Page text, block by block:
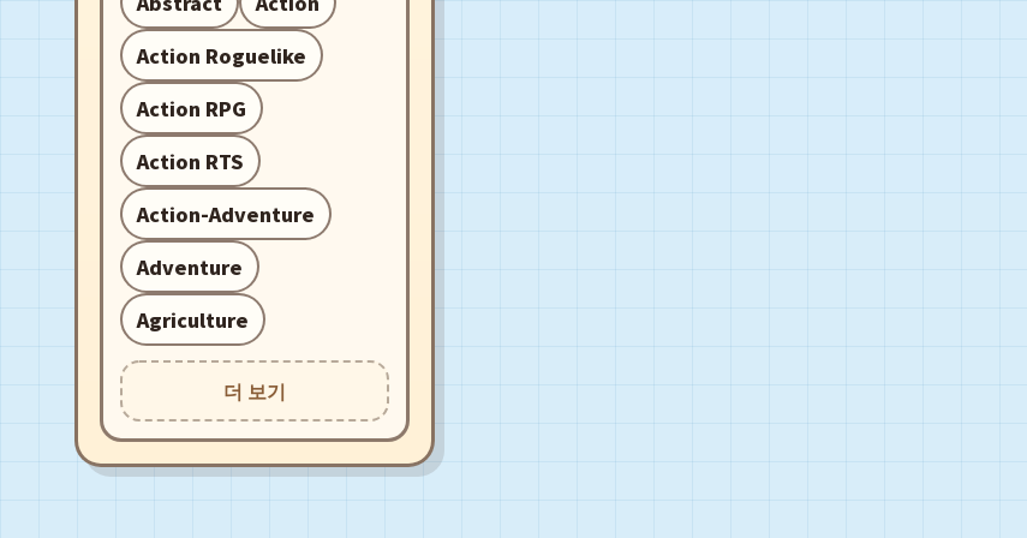
Action Roguelike
Action RPG
Action RTS
Action-Adventure
Adventure
Agriculture
더 보기